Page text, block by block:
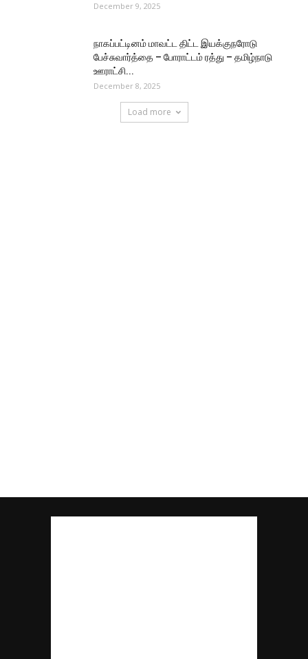
December 9, 2025
நாகப்பட்டினம் மாவட்ட திட்ட இயக்குநரோடு
பேச்சுவார்த்தை – போராட்டம் ரத்து – தமிழ்நாடு
ஊராட்சி...
December 8, 2025
Load more